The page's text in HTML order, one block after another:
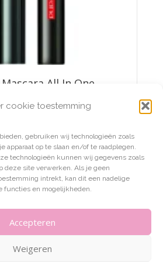
cookie toestemming
gebruiken wij technologieën zoals
apparaat op te slaan en/of te raadplegen.
technologieën kunnen wij gegevens zoals
deze site verwerken. Als je geen
intrekt, kan dit een nadelige
functies en mogelijkheden.
Accepteren
Weigeren
All In One
€21,75
AAN WINKELWAGEN